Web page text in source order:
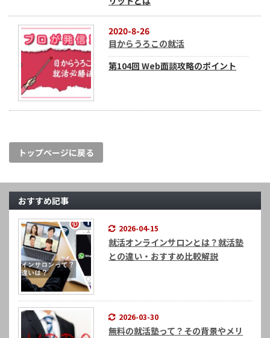
2020-8-26
目からうろこの就活
第104回 Web面談攻略のポイント
トップページに戻る
おすすめ記事
2026-04-15
就活オンラインサロンとは？就活塾
との違い・おすすめ比較解説
2026-03-30
無料の就活塾って？その背景やメリ